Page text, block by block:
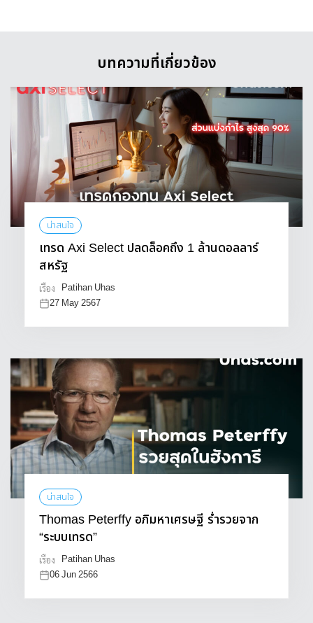
บทความที่เกี่ยวข้อง
น่าสนใจ
เทรด Axi Select ปลดล็อคถึง 1 ล้านดอลลาร์
สหรัฐ
เรื่อง
Patihan Uhas
27 May 2567
น่าสนใจ
Thomas Peterffy อภิมหาเศรษฐี ร่ำรวยจาก
“ระบบเทรด”
เรื่อง
Patihan Uhas
06 Jun 2566